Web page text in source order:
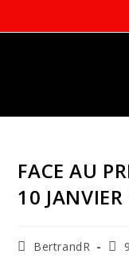
to
FACE AU
10
Auteur/autrice
BertrandR